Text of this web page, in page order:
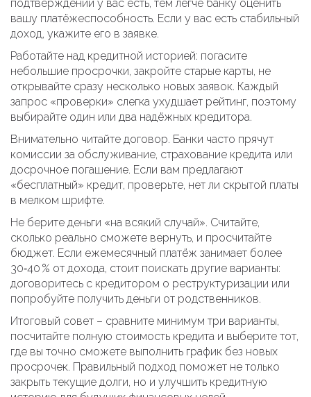
подтверждений у вас есть, тем легче банку оценить
вашу платёжеспособность. Если у вас есть стабильный
доход, укажите его в заявке.
Работайте над кредитной историей: погасите
небольшие просрочки, закройте старые карты, не
открывайте сразу несколько новых заявок. Каждый
запрос «проверки» слегка ухудшает рейтинг, поэтому
выбирайте один или два надёжных кредитора.
Внимательно читайте договор. Банки часто прячут
комиссии за обслуживание, страхование кредита или
досрочное погашение. Если вам предлагают
«бесплатный» кредит, проверьте, нет ли скрытой платы
в мелком шрифте.
Не берите деньги «на всякий случай». Считайте,
сколько реально сможете вернуть, и просчитайте
бюджет. Если ежемесячный платёж занимает более
30‑40 % от дохода, стоит поискать другие варианты:
договоритесь с кредитором о реструктуризации или
попробуйте получить деньги от родственников.
Итоговый совет – сравните минимум три варианты,
посчитайте полную стоимость кредита и выберите тот,
где вы точно сможете выполнить график без новых
просрочек. Правильный подход поможет не только
закрыть текущие долги, но и улучшить кредитную